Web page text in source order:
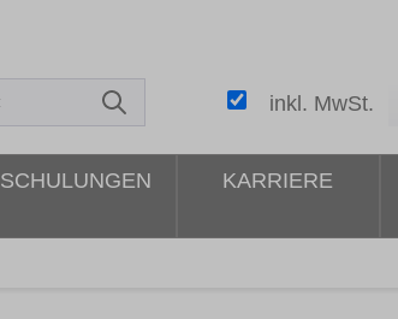
inkl. MwSt.
SCHULUNGEN KARRIERE